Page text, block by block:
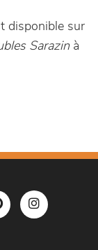
disponible sur
Sarazinà